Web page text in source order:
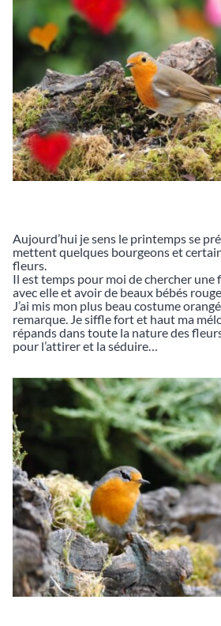
Aujourd’hui je sens le printemps se
mettent quelques bourgeons et
fleurs.
Il est temps pour moi de chercher une
avec elle et avoir de beaux bébés
J’ai mis mon plus beau costume
remarque. Je siffle fort et haut ma
répands dans toute la nature des
pour l’attirer et la séduire…